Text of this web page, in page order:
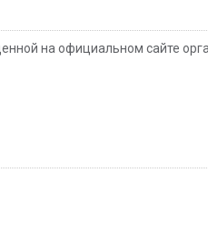
на официальном сайте